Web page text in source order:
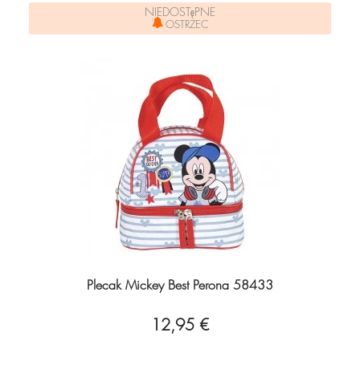
NIEDOSTęPNE
OSTRZEC
Plecak Mickey Best Perona 58433
12,95 €